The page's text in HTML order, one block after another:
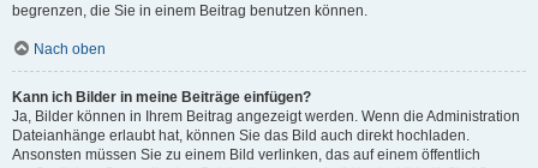
begrenzen, die Sie in einem Beitrag benutzen können.
Nach oben
Kann ich Bilder in meine Beiträge einfügen?
Ja, Bilder können in Ihrem Beitrag angezeigt werden. Wenn die Administration
Dateianhänge erlaubt hat, können Sie das Bild auch direkt hochladen.
Ansonsten müssen Sie zu einem Bild verlinken, das auf einem öffentlich